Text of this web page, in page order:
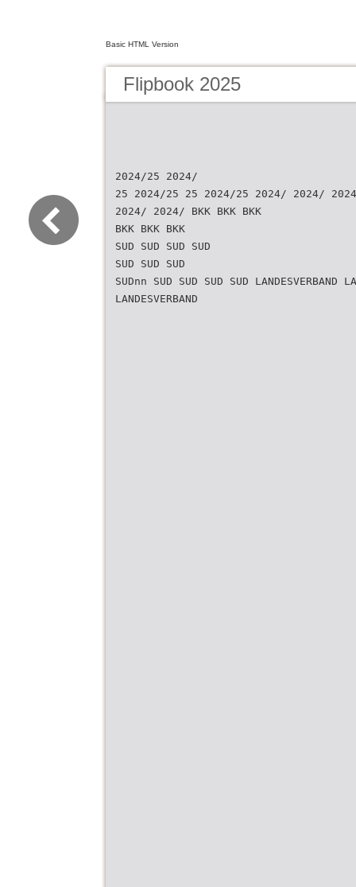
Basic HTML Version
Flipbook 2025
2024/25 2024/
25 2024/25 25 2024/25 2024/ 2024/
2024/ 2024/ BKK BKK BKK
BKK BKK BKK
SUD SUD SUD SUD
SUD SUD SUD
SUDnn SUD SUD SUD SUD LANDESVERBAND
LANDESVERBAND